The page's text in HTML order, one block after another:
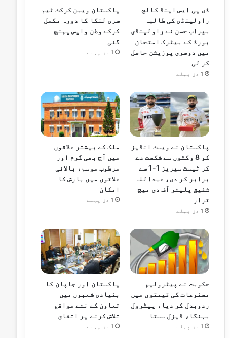
ڈی پی ایس اینڈ کالج
راولپنڈی کی طالبہ
میراب حسن نے راولپنڈی
بورڈ کے میٹرک امتحان
میں دوسری پوزیشن حاصل
کر لی
1 دن پہلے
پاکستان ویمن کرکٹ ٹیم
سری لنکا کا دورہ مکمل
کرکے وطن واپس پہنچ
گئی
1 دن پہلے
پاکستان نے ویسٹ انڈیز
کو 8 وکٹوں سے شکست دے
کر ٹیسٹ سیریز 1-1 سے
برابر کر دی، عبداللہ
شفیق پلیئر آف دی میچ
قرار
1 دن پہلے
ملک کے بیشتر علاقوں
میں آج بھی گرم اور
مرطوب موسم، بالائی
علاقوں میں بارش کا
امکان
1 دن پہلے
حکومت نے پیٹرولیم
مصنوعات کی قیمتوں میں
ردوبدل کر دیا، پیٹرول
مہنگا، ڈیزل سستا
1 دن پہلے
پاکستان اور جاپان کا
بنیادی شعبوں میں
تعاون کے نئے مواقع
تلاش کرنے پر اتفاق
1 دن پہلے